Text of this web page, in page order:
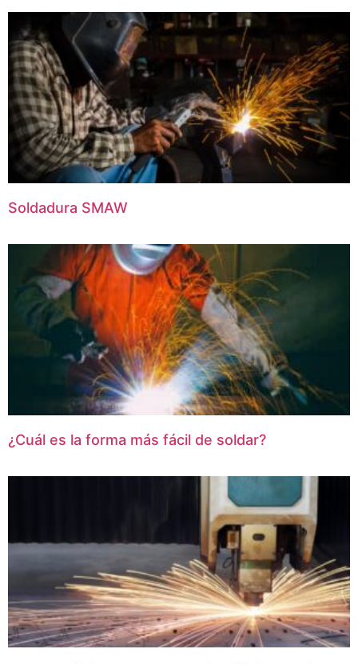
Soldadura SMAW
¿Cuál es la forma más fácil de soldar?